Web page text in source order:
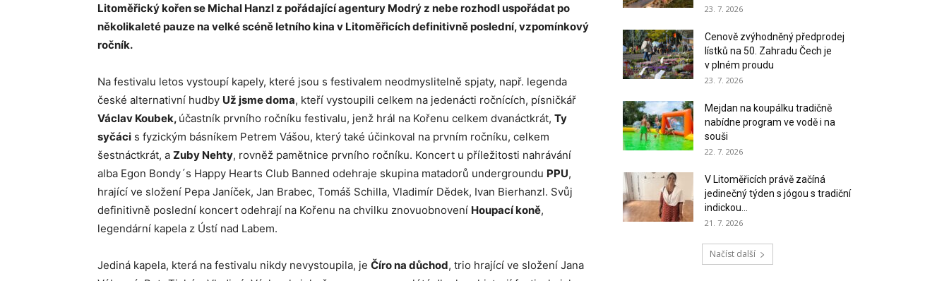
Litoměřický kořen se Michal Hanzl z pořádající agentury Modrý z nebe rozhodl uspořádat po
několikaleté pauze na velké scéně letního kina v Litoměřicích definitivně poslední, vzpomínkový
ročník.
Na festivalu letos vystoupí kapely, které jsou s festivalem neodmyslitelně spjaty, např. legenda
české alternativní hudby Už jsme doma, kteří vystoupili celkem na jedenácti ročnících, písničkář
Václav Koubek, účastník prvního ročníku festivalu, jenž hrál na Kořenu celkem dvanáctkrát, Ty
syčáci s fyzickým básníkem Petrem Vášou, který také účinkoval na prvním ročníku, celkem
šestnáctkrát, a Zuby Nehty, rovněž pamětnice prvního ročníku. Koncert u příležitosti nahrávání
alba Egon Bondy´s Happy Hearts Club Banned odehraje skupina matadorů undergroundu PPU,
hrající ve složení Pepa Janíček, Jan Brabec, Tomáš Schilla, Vladimír Dědek, Ivan Bierhanzl. Svůj
definitivně poslední koncert odehrají na Kořenu na chvilku znovuobnovení Houpací koně,
legendární kapela z Ústí nad Labem.
Jediná kapela, která na festivalu nikdy nevystoupila, je Číro na důchod, trio hrající ve složení Jana
23. 7. 2026
Cenově zvýhodněný předprodej
lístků na 50. Zahradu Čech je
v plném proudu
23. 7. 2026
Mejdan na koupálku tradičně
nabídne program ve vodě i na
souši
22. 7. 2026
V Litoměřicích právě začíná
jedinečný týden s jógou s tradiční
indickou...
21. 7. 2026
Načíst další